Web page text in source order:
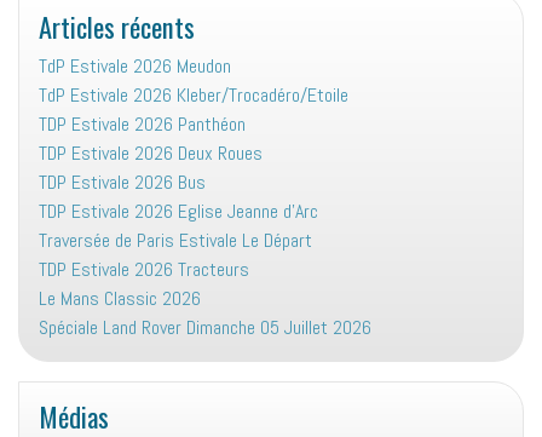
Articles récents
TdP Estivale 2026 Meudon
TdP Estivale 2026 Kleber/Trocadéro/Etoile
TDP Estivale 2026 Panthéon
TDP Estivale 2026 Deux Roues
TDP Estivale 2026 Bus
TDP Estivale 2026 Eglise Jeanne d’Arc
Traversée de Paris Estivale Le Départ
TDP Estivale 2026 Tracteurs
Le Mans Classic 2026
Spéciale Land Rover Dimanche 05 Juillet 2026
Médias